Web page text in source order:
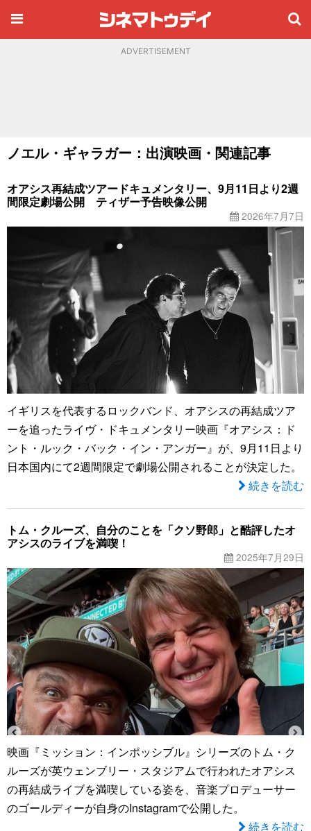
ADVERTISEMENT
ノエル・ギャラガー：出演映画・関連記事
オアシス再結成ツアードキュメンタリー、9月11日より2週
間限定劇場公開 ティザー予告映像公開
2026年7月7日
イギリスを代表するロックバンド、オアシスの再結成ツア
ーを追ったライヴ・ドキュメンタリー映画『オアシス：ド
ント・ルック・バック・イン・アンガー』が、9月11日より
日本国内にて2週間限定で劇場公開されることが決定した。
続きを読む
トム・クルーズ、自分のことを「クソ野郎」と酷評したオ
アシスのライブを満喫！
2025年7月29日
映画『ミッション：インポッシブル』シリーズのトム・ク
ルーズが英ウェンブリー・スタジアムで行われたオアシス
の再結成ライブを満喫している姿を、音楽プロデューサー
のゴールディーが自身のInstagramで公開した。
続きを読む